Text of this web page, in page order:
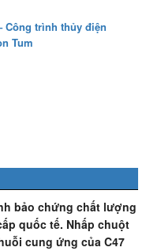
Công trình thủy điện
Tum
bảo chứng chất lượng
quốc tế. Nhấp chuột
cung ứng của C47